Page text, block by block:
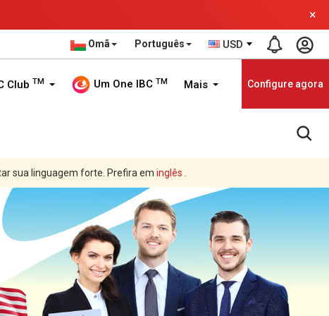
×
Omã Português USD
Club TM Um One IBC TM Mais Configure agora
sua linguagem forte. Prefira em inglês .